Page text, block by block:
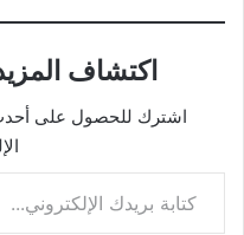
اكتشاف
اشترك للحصول على أحدث
كتابة بريدك الإلكتروني...